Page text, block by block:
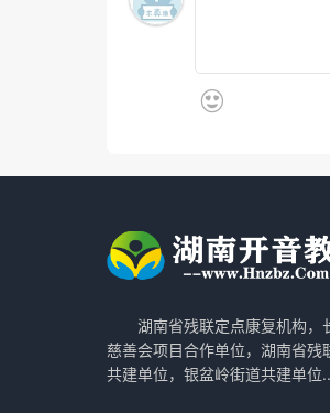
湖南省残联定点康复机构，
慈善会项目合作单位，湖南省
共建单位，银盆岭街道共建单位